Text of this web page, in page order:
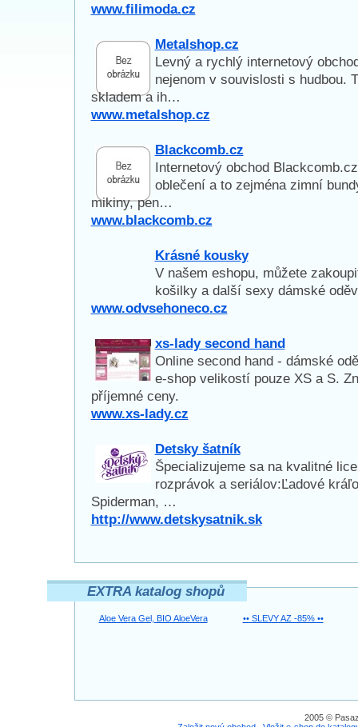
www.filimoda.cz
Metalshop.cz
Levný a rychlý internetový
nejenom v souvislosti s hudbou.
skladem a ih…
www.metalshop.cz
Blackcomb.cz
Internetový obchod
oblečení a to zejména zimní
mikiny, pen…
www.blackcomb.cz
Krásné kousky
V našem eshopu, můžete
košilky a další sexy dámské
www.odvsehoneco.cz
xs-lady second hand
Online second hand - dámské
e-shop velikostí pouze XS a S.
příjemné ceny.
www.xs-lady.cz
Detsky šatník
Špecializujeme sa na kvalitné
rozprávok a seriálov:Ľadové
Spiderman, …
http://www.detskysatnik.sk
EXTRA katalog shopů
Aloe Vera Gel, BIO AloeVera •• SLEVY AZ -85% ••
2005 ©